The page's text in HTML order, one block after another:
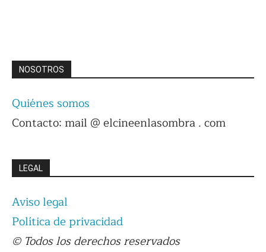
NOSOTROS
Quiénes somos
Contacto: mail @ elcineenlasombra . com
LEGAL
Aviso legal
Política de privacidad
© Todos los derechos reservados